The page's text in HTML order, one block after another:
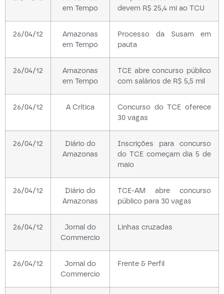
em Tempo
devem R$ 25,4 mi ao TCU
26/04/12
Amazonas
em Tempo
Processo da Susam em
pauta
26/04/12
Amazonas
em Tempo
TCE abre concurso público
com salários de R$ 5,5 mil
26/04/12 A Crítica
Concurso do TCE oferece
30 vagas
26/04/12
Diário do
Amazonas
Inscrições para concurso
do TCE começam dia 5 de
maio
26/04/12
Diário do
Amazonas
TCE-AM abre concurso
público para 30 vagas
26/04/12
Jornal do
Commercio
Linhas cruzadas
26/04/12
Jornal do
Commercio
Frente & Perfil